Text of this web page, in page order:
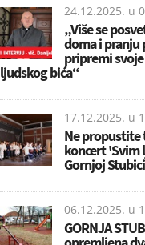
24.12.2025. u
„Više se
doma i pranju
pripremi
ljudskog bića“
17.12.2025. u
Ne propustite
koncert 'Svim
Gornjoj Stubici
06.12.2025. u
GORNJA